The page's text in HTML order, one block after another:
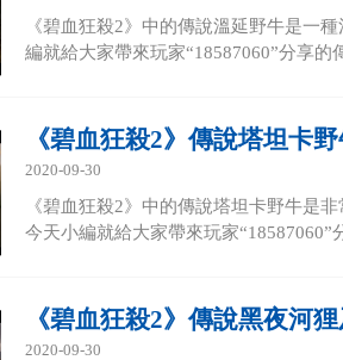
《碧血狂殺2》中的傳說溫延野牛是一
編就給大家帶來玩家“18587060”分享
《碧血狂殺2》傳說塔坦卡
2020-09-30
《碧血狂殺2》中的傳說塔坦卡野牛是
今天小編就給大家帶來玩家
《碧血狂殺2》傳說黑夜河
2020-09-30